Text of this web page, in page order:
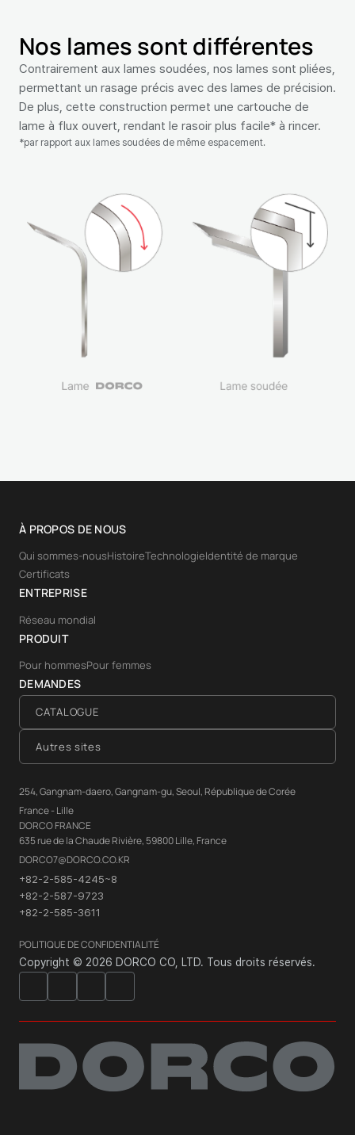
Nos lames sont différentes
Contrairement aux lames soudées, nos lames sont pliées,
permettant un rasage précis avec des lames de précision.
De plus, cette construction permet une cartouche de
lame à flux ouvert, rendant le rasoir plus facile* à rincer.
*par rapport aux lames soudées de même espacement.
À PROPOS DE NOUS
Qui sommes-nousHistoireTechnologieIdentité de marque
Certificats
ENTREPRISE
Réseau mondial
PRODUIT
Pour hommesPour femmes
DEMANDES
CATALOGUE
Autres sites
254, Gangnam-daero, Gangnam-gu, Seoul, République de Corée
France - Lille
DORCO FRANCE
635 rue de la Chaude Rivière, 59800 Lille, France
DORCO7@DORCO.CO.KR
+82-2-585-4245~8
+82-2-587-9723
+82-2-585-3611
POLITIQUE DE CONFIDENTIALITÉ
Copyright © 2026 DORCO CO, LTD. Tous droits réservés.